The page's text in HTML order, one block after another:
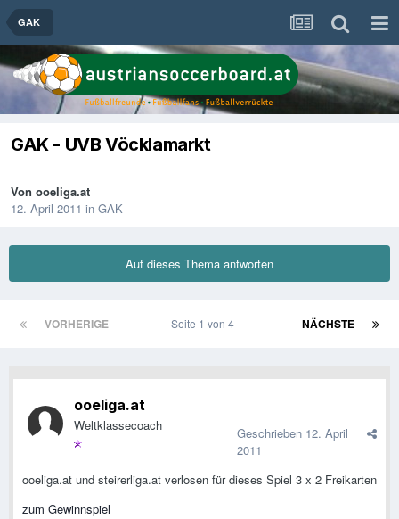
GAK
GAK - UVB Vöcklamarkt
Von ooeliga.at
12. April 2011 in GAK
Auf dieses Thema antworten
VORHERIGE NÄCHSTE
Seite 1 von 4
ooeliga.at
Weltklassecoach Geschrieben 12. April
2011
ooeliga.at und steirerliga.at verlosen für dieses Spiel 3 x 2 Freikarten
zum Gewinnspiel